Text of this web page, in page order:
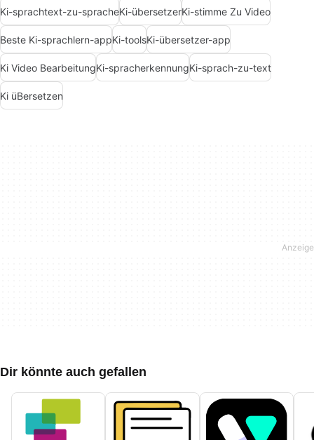
Ki-sprachtext-zu-spracheKi-übersetzerKi-stimme Zu Video
Beste Ki-sprachlern-appKi-toolsKi-übersetzer-app
Ki Video BearbeitungKi-spracherkennungKi-sprach-zu-text
Ki üBersetzen
Dir könnte auch gefallen